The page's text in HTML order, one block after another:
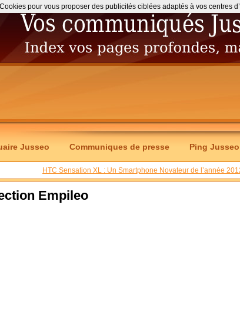
Jusseo Communiques de presse Ping Jusseo
HTC Sensation XL : Un Smartphone Novateur de l’année
Empileo
pour vous proposer des publicités ciblées adaptés à vos centres